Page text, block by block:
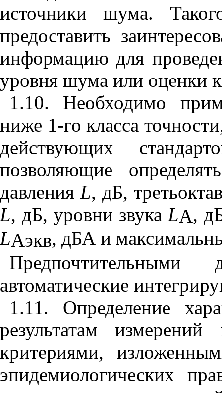
источники шума.
предоставить
информацию для
уровня шума или оценки
1.10. Необходимо
ниже 1-го класса
действующих
позволяющие
давления L, дБ,
L, дБ, уровни звука LA,
LАэкв, дБА и
автоматические
1.11. Определение
результатам
критериями,
эпидемиологических